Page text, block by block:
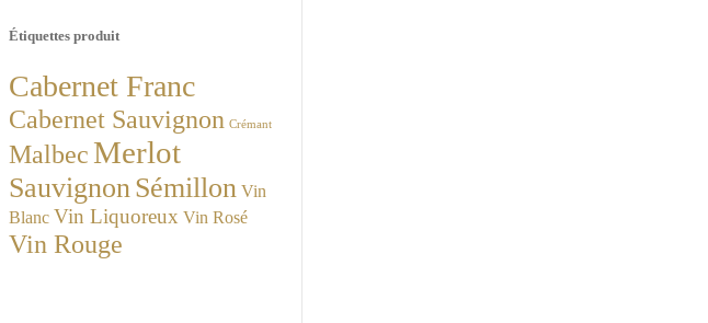
Étiquettes produit
Cabernet Franc
Cabernet Sauvignon Crémant
Malbec Merlot
SauvignonSémillon Vin
Blanc Vin Liquoreux Vin Rosé
Vin Rouge